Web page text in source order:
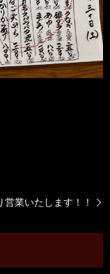
業いたします！！